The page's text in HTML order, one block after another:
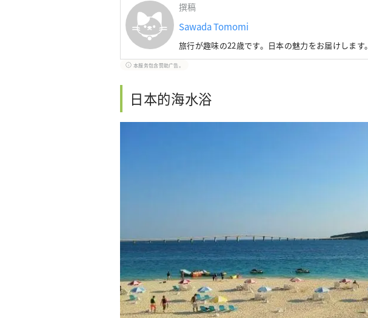
撰稿
Sawada Tomomi
旅行が趣味の22歳です。日本の魅力をお届けします。
本服务包含赞助广告。
日本的海水浴